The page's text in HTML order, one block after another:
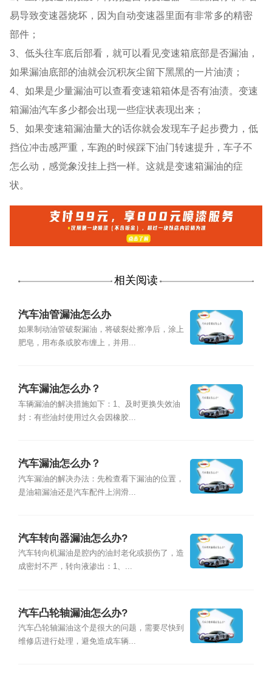
易导致变速器烧坏，因为自动变速器里面有非常多的精密
部件；
3、低头往车底后部看，就可以看见变速箱底部是否漏油，
如果漏油底部的油就会沉积灰尘留下黑黑的一片油渍；
4、如果是少量漏油可以查看变速箱箱体是否有油渍。变速
箱漏油汽车多少都会出现一些症状表现出来；
5、如果变速箱漏油量大的话你就会发现车子起步费力，低
挡位冲击感严重，车跑的时候踩下油门转速提升，车子不
怎么动，感觉象没挂上挡一样。这就是变速箱漏油的症
状。
相关阅读
汽车油管漏油怎么办
如果制动油管破裂漏油，将破裂处擦净后，涂上
肥皂，用布条或胶布缠上，并用...
汽车漏油怎么办？
车辆漏油的解决措施如下：1、及时更换失效油
封：有些油封使用过久会因橡胶...
汽车漏油怎么办？
汽车漏油的解决办法：先检查看下漏油的位置，
是油箱漏油还是汽车配件上润滑...
汽车转向器漏油怎么办?
汽车转向机漏油是腔内的油封老化或损伤了，造
成密封不严，转向液渗出：1、...
汽车凸轮轴漏油怎么办?
汽车凸轮轴漏油这个是很大的问题，需要尽快到
维修店进行处理，避免造成车辆...